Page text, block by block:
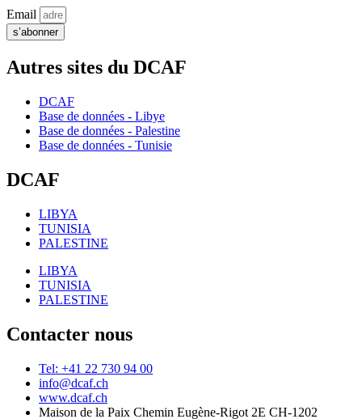
Email
s’abonner
Autres sites du DCAF
DCAF
Base de données - Libye
Base de données - Palestine
Base de données - Tunisie
DCAF
LIBYA
TUNISIA
PALESTINE
LIBYA
TUNISIA
PALESTINE
Contacter nous
Tel: +41 22 730 94 00
info@dcaf.ch
www.dcaf.ch
Maison de la Paix Chemin Eugène-Rigot 2E CH-1202